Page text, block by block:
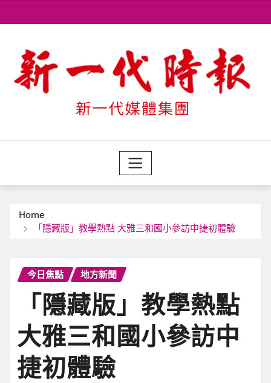
to
Home
「隱藏版」教學熱點 大雅三和國小參訪中捷初體驗
今日焦點 地方新聞
「隱藏版」教學熱點
大雅三和國小參訪中
捷初體驗